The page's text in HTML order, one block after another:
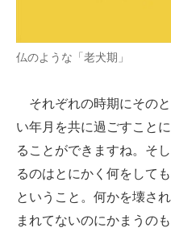
仏のような「老犬期」
それぞれの時期にその
い年月を共に過ごすこと
ることができますね。そ
るのはとにかく何をして
ということ。何かを壊さ
まれてないのにかまうの